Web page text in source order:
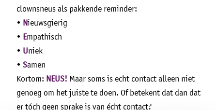
clownsneus als pakkende reminder:
• Nieuwsgierig
• Empathisch
• Uniek
• Samen
Kortom: NEUS! Maar soms is echt contact alleen niet
genoeg om het juiste te doen. Of betekent dat dan dat
er tóch geen sprake is van écht contact?